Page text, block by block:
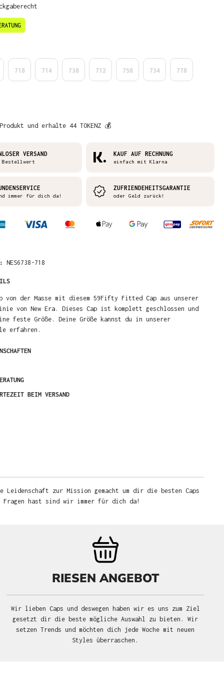
718 714 738 712 758 734 778
und erhalte 44 TOKENZ 💰
VERSAND
Bestellwert
KAUF AUF RECHNUNG
einfach mit Klarna
immer für dich da!
ZUFRIENDEHEITSGARANTIE
oder Geld zurück!
NES6738-718
von der Masse mit diesem 59Fifty Fitted Cap aus unserer
von New Era. Dieses Cap ist komplett geschlossen und
feste Größe. Deine Größe kannst du in unserer
erfahren.
BEIM VERSAND
zur Mission gemacht um dir die besten Caps
Fragen hast sind wir immer für dich da!
RIESEN ANGEBOT
Wir lieben Caps und deswegen haben wir es uns zum Ziel
gesetzt dir die beste mögliche Auswahl zu bieten. Wir
setzen Trends und möchten dich jede Woche mit neuen
Styles überraschen.